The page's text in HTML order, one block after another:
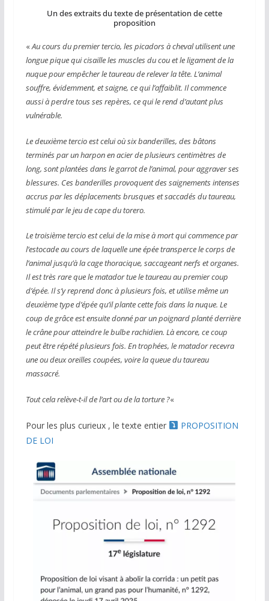
Un des extraits du texte de présentation de cette
proposition
«Au cours du premier tercio, les picadors à cheval utilisent une
longue pique qui cisaille les muscles du cou et le ligament de la
nuque pour empêcher le taureau de relever la tête. L’animal
souffre, évidemment, et saigne, ce qui l’affaiblit. Il commence
aussi à perdre tous ses repères, ce qui le rend d’autant plus
vulnérable.
Le deuxième tercio est celui où six banderilles, des bâtons
terminés par un harpon en acier de plusieurs centimètres de
long, sont plantées dans le garrot de l’animal, pour aggraver ses
blessures. Ces banderilles provoquent des saignements intenses
accrus par les déplacements brusques et saccadés du taureau,
stimulé par le jeu de cape du torero.
Le troisième tercio est celui de la mise à mort qui commence par
l’estocade au cours de laquelle une épée transperce le corps de
l’animal jusqu’à la cage thoracique, saccageant nerfs et organes.
Il est très rare que le matador tue le taureau au premier coup
d’épée. Il s’y reprend donc à plusieurs fois, et utilise même un
deuxième type d’épée qu’il plante cette fois dans la nuque. Le
coup de grâce est ensuite donné par un poignard planté derrière
le crâne pour atteindre le bulbe rachidien. Là encore, ce coup
peut être répété plusieurs fois. En trophées, le matador recevra
une ou deux oreilles coupées, voire la queue du taureau
massacré.
Tout cela relève‑t‑il de l’art ou de la torture ?«
Pour les plus curieux , le texte entier
PROPOSITION
DE LOI